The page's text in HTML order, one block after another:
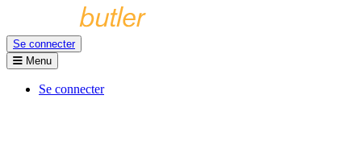
Se connecter
Menu
Se connecter